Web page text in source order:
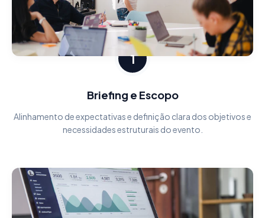
1
Briefing e Escopo
Alinhamento de expectativas e definição clara dos objetivos e
necessidades estruturais do evento.